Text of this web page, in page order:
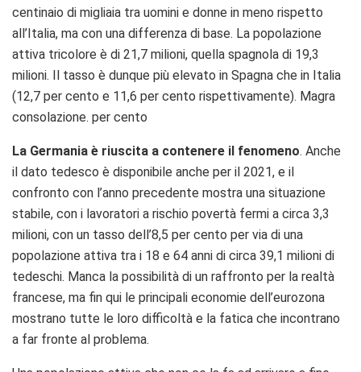
centinaio di migliaia tra uomini e donne in meno rispetto
all’Italia, ma con una differenza di base. La popolazione
attiva tricolore è di 21,7 milioni, quella spagnola di 19,3
milioni. Il tasso è dunque più elevato in Spagna che in Italia
(12,7 per cento e 11,6 per cento rispettivamente). Magra
consolazione. per cento
La Germania è riuscita a contenere il fenomeno. Anche
il dato tedesco è disponibile anche per il 2021, e il
confronto con l’anno precedente mostra una situazione
stabile, con i lavoratori a rischio povertà fermi a circa 3,3
milioni, con un tasso dell’8,5 per cento per via di una
popolazione attiva tra i 18 e 64 anni di circa 39,1 milioni di
tedeschi. Manca la possibilità di un raffronto per la realtà
francese, ma fin qui le principali economie dell’eurozona
mostrano tutte le loro difficoltà e la fatica che incontrano
a far fronte al problema.